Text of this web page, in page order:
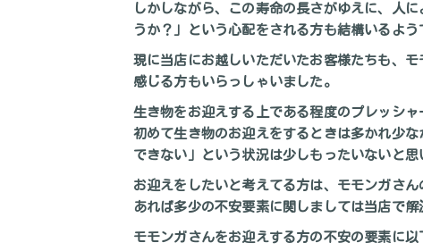
しかしながら、この寿命の長さがゆえに、人
うか？」という心配をされる方も結構いるよう
現に当店にお越しいただいたお客様たちも、
感じる方もいらっしゃいました。
生き物をお迎えする上である程度のプレッシ
初めて生き物のお迎えをするときは多かれ少
できない」という状況は少しもったいないと思
お迎えをしたいと考えてる方は、モモンガさ
あれば多少の不安要素に関しましては当店で解
モモンガさんをお迎えする方の不安の要素に以